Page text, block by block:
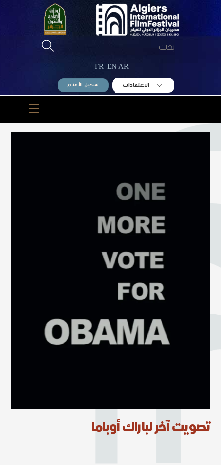
AR
EN
FR
الاعتمادات تسجيل الأفلام
Menu
تصويت آخر لباراك أوباما